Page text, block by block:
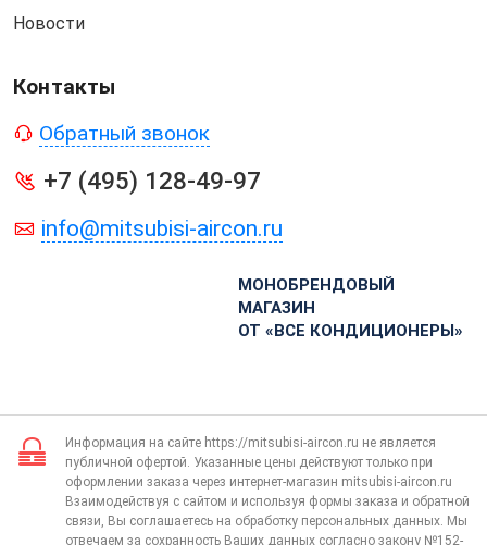
Новости
Контакты
Обратный звонок
+7 (495) 128-49-97
info@mitsubisi-aircon.ru
МОНОБРЕНДОВЫЙ
МАГАЗИН
ОТ «ВСЕ КОНДИЦИОНЕРЫ»
Информация на сайте https://mitsubisi-aircon.ru не является
публичной офертой. Указанные цены действуют только при
оформлении заказа через интернет-магазин mitsubisi-aircon.ru
Взаимодействуя с сайтом и используя формы заказа и обратной
связи, Вы соглашаетесь на обработку персональных данных. Мы
отвечаем за сохранность Ваших данных согласно закону №152-